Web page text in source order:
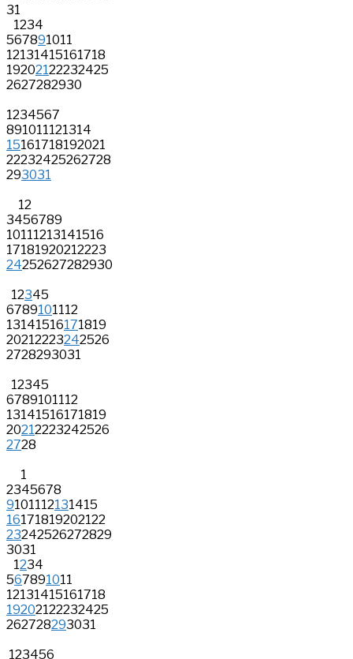
31
1234
567891011
12131415161718
19202122232425
2627282930
1234567
891011121314
15161718192021
22232425262728
293031
12
3456789
10111213141516
17181920212223
24252627282930
12345
6789101112
13141516171819
20212223242526
2728293031
12345
6789101112
13141516171819
20212223242526
2728
1
2345678
9101112131415
16171819202122
23242526272829
3031
1234
567891011
12131415161718
19202122232425
262728293031
123456